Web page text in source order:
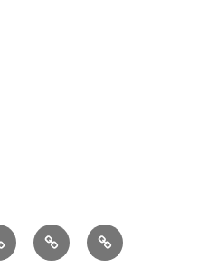
Cultura Sport